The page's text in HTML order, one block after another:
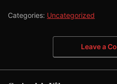
Categories: Uncategorized
Leave a